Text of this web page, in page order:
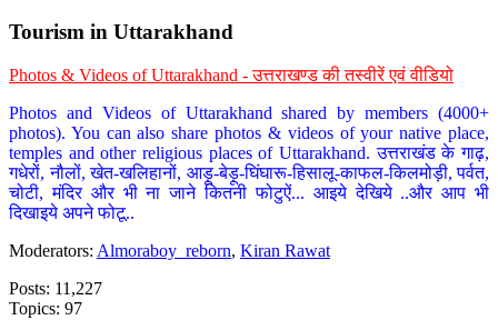
Tourism in Uttarakhand
Photos & Videos of Uttarakhand - उत्तराखण्ड की तस्वीरें एवं वीडियो
Photos and Videos of Uttarakhand shared by members (4000+
photos). You can also share photos & videos of your native place,
temples and other religious places of Uttarakhand. उत्तराखंड के गाढ़,
गधेरों, नौलों, खेत-खलिहानों, आड़ू-बेड़ू-घिंघारू-हिसालू-काफल-किलमोड़ी, पर्वत,
चोटी, मंदिर और भी ना जाने कितनी फोटुऐं... आइये देखिये ..और आप भी
दिखाइये अपने फोटू..
Moderators: Almoraboy_reborn, Kiran Rawat
Posts: 11,227
Topics: 97